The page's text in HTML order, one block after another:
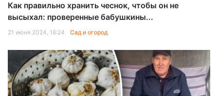
Как правильно хранить чеснок, чтобы он не
высыхал: проверенные бабушкины...
21 июня 2024, 16:24 Сад и огород